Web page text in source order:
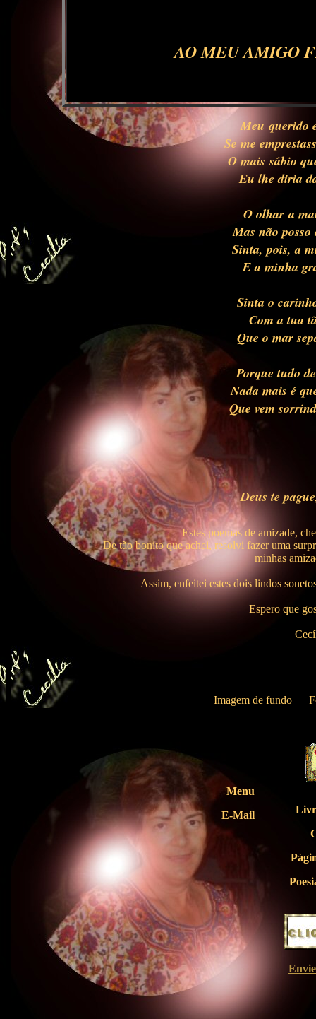
AO MEU AMIGO
Meu querido
Se me
O mais sábio
Eu lhe diria
O olhar a
Mas não
Sinta, pois, a
E a minha
Sinta o
Com a tua
Que o mar
Porque tudo
Nada mais é
Que vem
Deus te
Estes poemas de amizade,
De tão bonito que achei, resolvi fazer uma
minhas
Assim, enfeitei estes dois lindos
Espero que
Imagem de fundo_
Menu
E-Mail